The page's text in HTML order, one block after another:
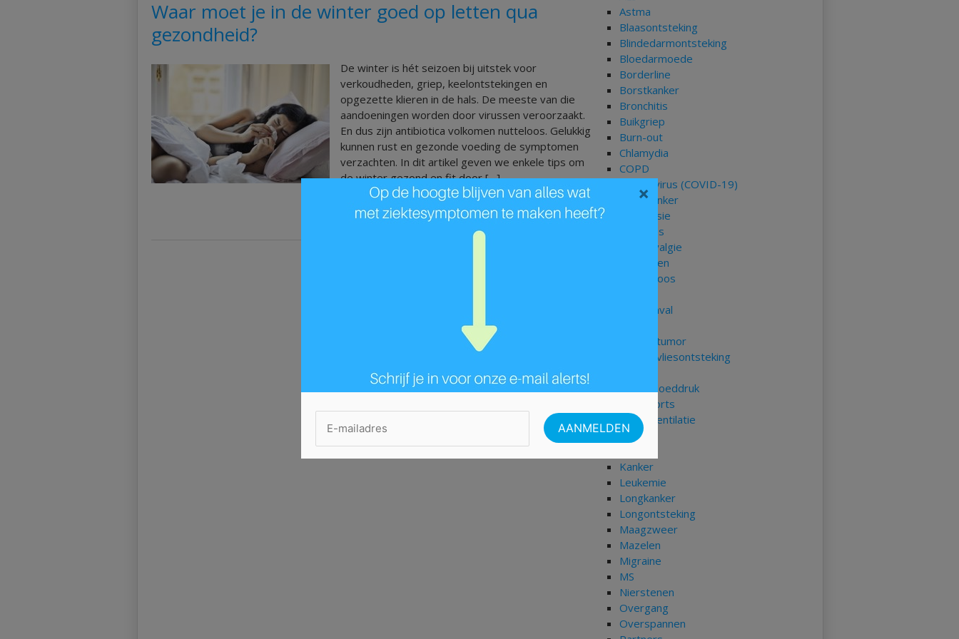
Waar moet je in de winter goed op letten qua
gezondheid?
De winter is hét seizoen bij uitstek voor
verkoudheden, griep, keelontstekingen en
opgezette klieren in de hals. De meeste van die
aandoeningen worden door virussen veroorzaakt.
En dus zijn antibiotica volkomen nutteloos. Gelukkig
kunnen rust en gezonde voeding de symptomen
verzachten. In dit artikel geven we enkele tips om
de winter gezond en fit door […]
Lees Meer »
Astma
Blaasontsteking
Blindedarmontsteking
Bloedarmoede
Borderline
Borstkanker
Bronchitis
Buikgriep
Burn-out
Chlamydia
COPD
Coronavirus (COVID-19)
Darmkanker
Depressie
Diabetes
Fibromyalgie
Galstenen
Gordelroos
Hartaanval
Hersentumor
Hersenvliesontsteking
Hoge bloeddruk
Hooikoorts
Hyperventilatie
Ischias
Kanker
Leukemie
Longkanker
Longontsteking
Maagzweer
Mazelen
Migraine
MS
Nierstenen
Overgang
Overspannen
×